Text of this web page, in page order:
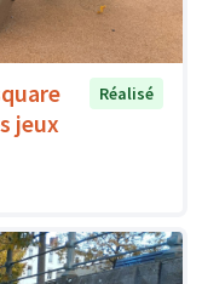
jeux
Réalisé